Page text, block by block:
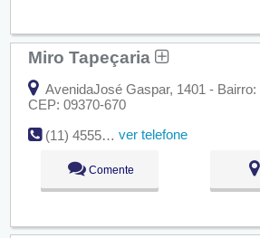
Miro Tapeçaria
AvenidaJosé Gaspar, 1401 -
CEP: 09370-670
(11) 4555-6184
ver telefone
Comente